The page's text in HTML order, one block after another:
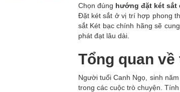
Chọn đúng hướng đặt két sắt
Đặt két sắt ở vị trí hợp phong
sắt Két bạc chính hãng sẽ
phát đạt lâu dài.
Tổng quan
Người tuổi Canh Ngọ, sinh
trong các cuộc trò chuyện.